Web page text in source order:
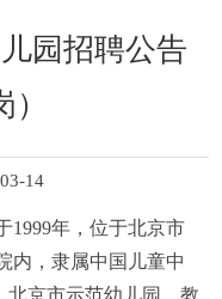
园招聘公告
14
1999年，位于北京市
内，隶属中国儿童中
京市示范幼儿园、教